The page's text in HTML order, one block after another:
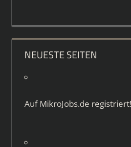
NEUESTE SEITEN
AufMikroJobs.de registriert!